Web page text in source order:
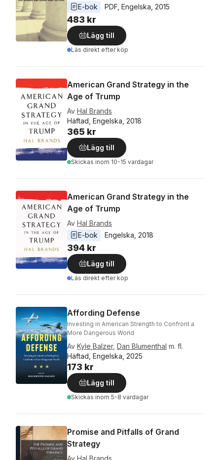
E-bok
PDF Engelska 2015
483 kr
Lägg till
Läs direkt efter köp
American Grand Strategy in the
Age of Trump
Av Hal Brands
Häftad, Engelska, 2018
365 kr
Lägg till
Skickas inom 10-15 vardagar
American Grand Strategy in the
Age of Trump
Av Hal Brands
E-bok
Engelska 2018
394 kr
Lägg till
Läs direkt efter köp
Affording Defense
Investing in American Strength to Confront a
More Dangerous World
Av Kyle Balzer, Dan Blumenthal m. fl.
Häftad, Engelska, 2025
173 kr
Lägg till
Skickas inom 5-8 vardagar
Promise and Pitfalls of Grand
Strategy
Av Hal Brands